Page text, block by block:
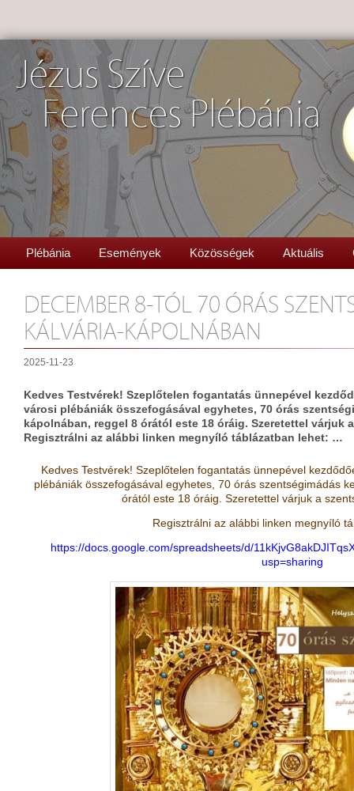
Jézus Szíve
Ferences Plébánia
Plébánia Események Közösségek Aktuális
DECEMBER 8-TÓL 70 ÓRÁS
KÁLVÁRIA-KÁPOLNÁBAN
2025-11-23
Kedves Testvérek! Szeplőtelen fogantatás ünnepével
városi plébániák összefogásával egyhetes, 70 órás
kápolnában, reggel 8 órától este 18 óráig. Szeretettel várjuk
Regisztrálni az alábbi linken megnyíló táblázatban lehet: …
Kedves Testvérek! Szeplőtelen fogantatás ünnepével
plébániák összefogásával egyhetes, 70 órás szentségimádás
órától este 18 óráig. Szeretettel várjuk a
Regisztrálni az alábbi linken megnyíló
https://docs.google.com/spreadsheets/d/
usp=sharing